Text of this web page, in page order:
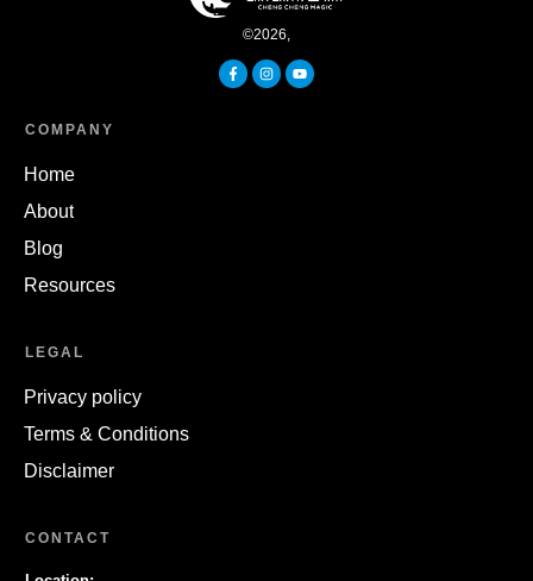
©2026,
COMPANY
Home
About
Blog
Resources
LEGAL
Privacy policy
Terms & Conditions
Disclaimer
CONTACT